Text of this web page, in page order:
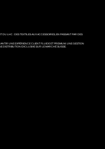
LHC : DES TEXTILES AUX ACCESSOIRES, EN PASSANT PAR DES
UNE EXPÉRIENCE CLIENT FLUIDE ET PREMIUM. UNE GESTION
DISTRIBUTION EXCLUSIVE SUR LE MARCHÉ SUISSE.